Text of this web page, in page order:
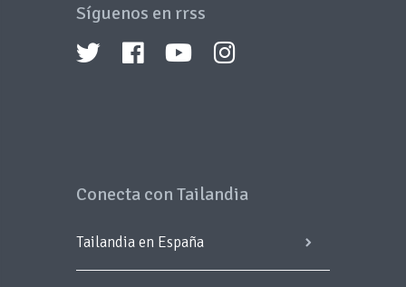
Síguenos en rrss
Conecta con Tailandia
Tailandia en España